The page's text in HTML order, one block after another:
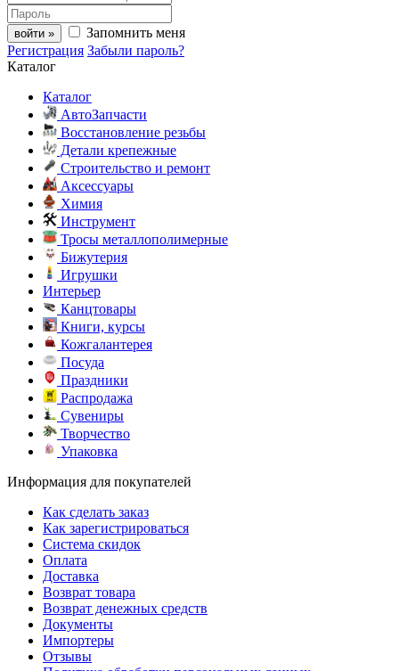
войти »
Запомнить меня
Регистрация Забыли пароль?
Каталог
Каталог
АвтоЗапчасти
Восстановление резьбы
Детали крепежные
Строительство и ремонт
Аксессуары
Химия
Инструмент
Тросы металлополимерные
Бижутерия
Игрушки
Интерьер
Канцтовары
Книги, курсы
Кожгалантерея
Посуда
Праздники
Распродажа
Сувениры
Творчество
Упаковка
Информация для покупателей
Как сделать заказ
Как зарегистрироваться
Система скидок
Оплата
Доставка
Возврат товара
Возврат денежных средств
Документы
Импортеры
Отзывы